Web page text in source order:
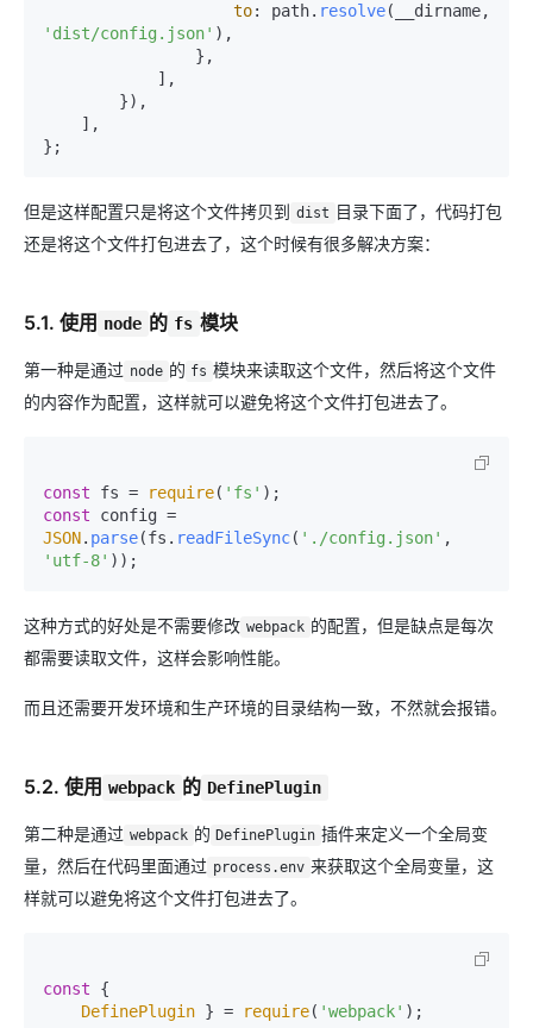
to: path. resolve
'dist/config.json' ),
但是这样配置只是将这个文件拷贝到 dist 目录下面了，代码打包
还是将这个文件打包进去了，这个时候有很多解决方案：
5.1. 使用 node 的 fs 模块
第一种是通过 node 的 fs 模块来读取这个文件，然后将这个文件
的内容作为配置，这样就可以避免将这个文件打包进去了。
const fs = require( 'fs'
const
JSON. parse(fs. readFileSync( './config.json'
'utf-8'
这种方式的好处是不需要修改 webpack 的配置，但是缺点是每次
都需要读取文件，这样会影响性能。
而且还需要开发环境和生产环境的目录结构一致，不然就会报错。
5.2. 使用 webpack 的 DefinePlugin
第二种是通过 webpack 的 DefinePlugin 插件来定义一个全局变
量，然后在代码里面通过 process.env 来获取这个全局变量，这
样就可以避免将这个文件打包进去了。
const {
DefinePlugin } = require( 'webpack' );